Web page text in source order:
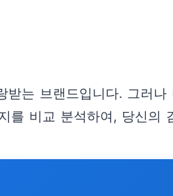
받는 브랜드입니다. 그러
를 비교 분석하여, 당신의